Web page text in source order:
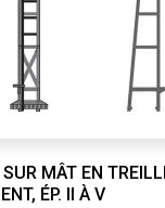
MÂT EN
ÉP. II À V